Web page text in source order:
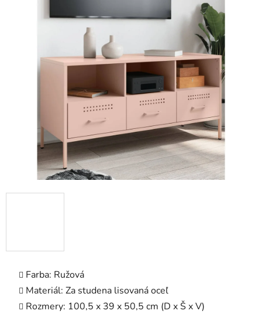
Farba: Ružová
Materiál: Za studena lisovaná oceľ
Rozmery: 100,5 x 39 x 50,5 cm (D x Š x V)
hviezdičiek.